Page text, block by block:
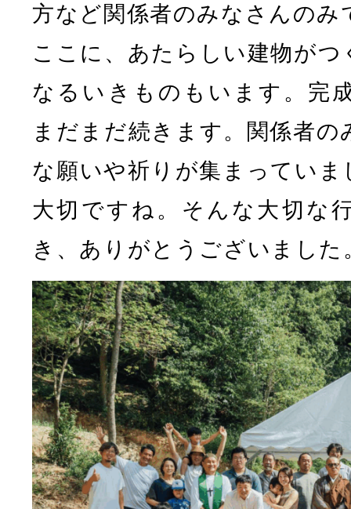
方など関係者のみなさんのみ
ここに、あたらしい建物が
なるいきものもいます。完
まだまだ続きます。関係者
な願いや祈りが集まってい
大切ですね。そんな大切な
き、ありがとうございました